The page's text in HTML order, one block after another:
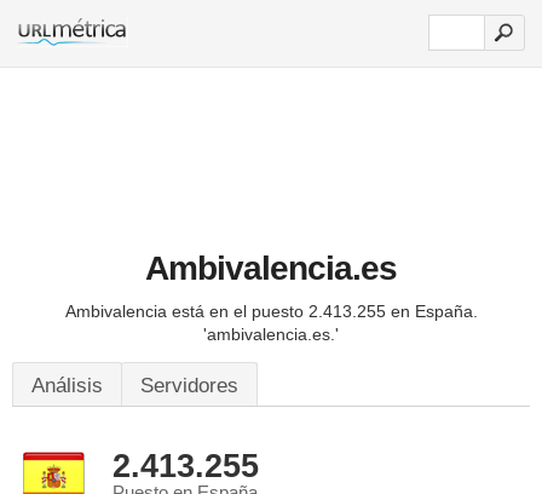
Ambivalencia.es
Ambivalencia está en el puesto 2.413.255 en España.
'ambivalencia.es.'
Análisis Servidores
2.413.255